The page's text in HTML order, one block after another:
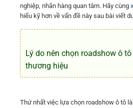
nghiệp, nhãn hàng quan tâm. Hãy cùng
hiểu kỹ hơn về vấn đề này sau bài viết
Lý do nên chọn roadshow ô
thương hiệu
Thứ nhất việc lựa chọn roadshow ô tô